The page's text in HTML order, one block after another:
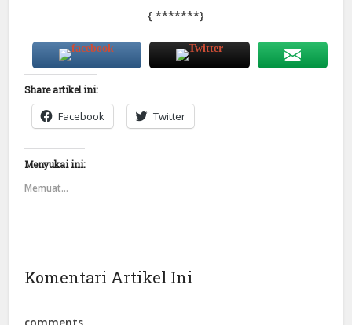
{ *******}
Share artikel ini:
Facebook Twitter
Menyukai ini:
Memuat...
Komentari Artikel Ini